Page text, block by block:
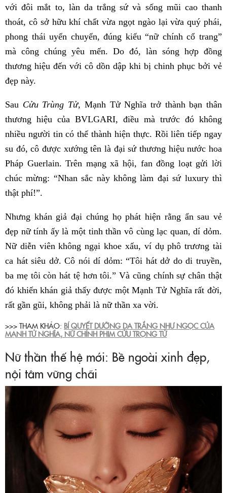
với đôi mắt to, làn da trắng sứ và sống mũi cao thanh
thoát, cô sở hữu khí chất vừa ngọt ngào lại vừa quý phái,
phong thái uyển chuyển, đúng kiểu “nữ chính cổ trang”
mà công chúng yêu mến. Do đó, làn sóng hợp đồng
thương hiệu đến với cô dồn dập khi bị chinh phục bởi vẻ
đẹp này.
Sau Cửu Trùng Tử, Mạnh Tử Nghĩa trở thành bạn thân
thương hiệu của BVLGARI, điều mà trước đó không
nhiều người tin có thể thành hiện thực. Rồi liên tiếp ngay
su đó, cô được xướng tên là đại sứ thương hiệu nước hoa
Pháp Guerlain. Trên mạng xã hội, fan đồng loạt gửi lời
chúc mừng: “Nhan sắc này không làm đại sứ luxury thì
thật phí!”.
Nhưng khán giả đại chúng họ phát hiện rằng ẩn sau vẻ
đẹp nữ tính ấy là một tinh thần vô cùng lạc quan, dí dỏm.
Nữ diễn viên không ngại khoe xấu, ví dụ phô trương tài
ca hát siêu dở. Cô nói dí dỏm: “Tôi hát dở do di truyền,
ba mẹ tôi còn hát tệ hơn tôi.” Và cũng chính sự chân thật
đó khiến khán giả thấy được một Mạnh Tử Nghĩa rất đời,
rất gần gũi, không phải là nữ thần xa vời.
>>> THAM KHẢO: BÍ QUYẾT DƯỠNG DA TRẮNG NHƯ NGỌC CỦA
MẠNH TỬ NGHĨA, NỮ CHÍNH PHIM CỬU TRỌNG TỬ
Nữ thần thế hệ mới: Bề ngoài xinh đẹp,
nội tâm vững chãi